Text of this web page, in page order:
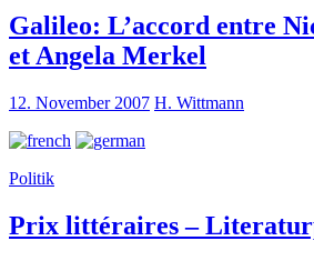
Galileo: L’accord entre
et Angela Merkel
12. November 2007 H. Wittmann
Politik
Prix littéraires –